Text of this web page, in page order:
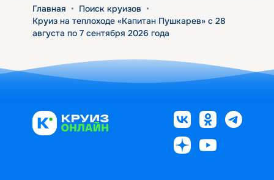
Главная • Поиск круизов •
Круиз на теплоходе «Капитан Пушкарев» с 28
августа по 7 сентября 2026 года